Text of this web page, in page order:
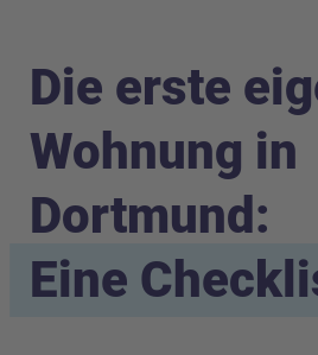
Die erste
Wohnung in
Dortmund:
Eine